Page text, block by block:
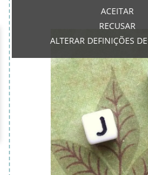
ACEITAR
RECUSAR
ALTERAR DEFINIÇÕES